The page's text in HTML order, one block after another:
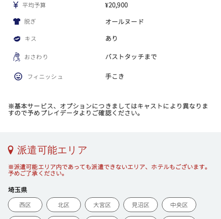
平均予算 ¥20,900
脱ぎ オールヌード
キス あり
おさわり バストタッチまで
フィニッシュ 手こき
※基本サービス、オプションにつきましてはキャストにより異なりま
すので予めプレイデータよりご確認ください。
派遣可能エリア
※派遣可能エリア内であっても派遣できないエリア、ホテルもございます。
予めご了承ください。
埼玉県
西区 北区 大宮区 見沼区 中央区